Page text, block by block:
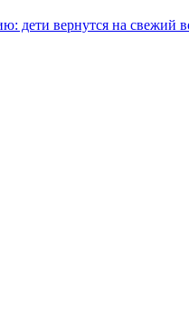
дети вернутся на свежий